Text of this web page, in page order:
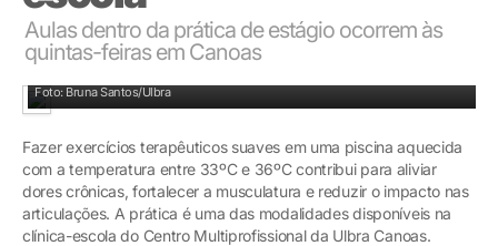
Aulas dentro da prática de estágio ocorrem às
quintas-feiras em Canoas
Foto: Bruna Santos/Ulbra
Fazer exercícios terapêuticos suaves em uma piscina aquecida
com a temperatura entre 33ºC e 36ºC contribui para aliviar
dores crônicas, fortalecer a musculatura e reduzir o impacto nas
articulações. A prática é uma das modalidades disponíveis na
clínica-escola do Centro Multiprofissional da Ulbra Canoas.